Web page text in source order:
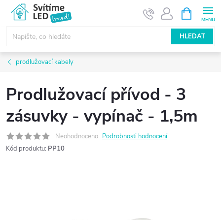
obsah
HLEDAT
NÁKUPNÍ
KOŠÍK
prodlužovací kabely
Prodlužovací přívod - 3
zásuvky - vypínač - 1,5m
Neohodnoceno Podrobnosti hodnocení
Kód produktu: PP10